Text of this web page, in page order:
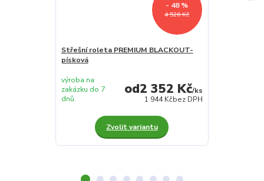
4 526 Kč
- 48 %
Střešní roleta PREMIUM BLACKOUT-
písková
2 352 Kč/ks
1 944 Kčbez DPH
výroba na
zakázku do 7
dnů
Zvolit variantu